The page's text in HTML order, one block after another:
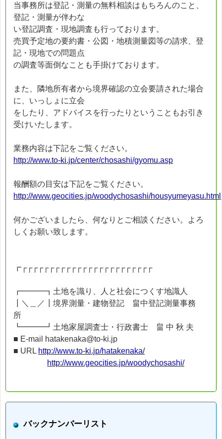
当事務所は登記・測量の無料相談はもちろんのこと、
登記・測量が伴わな
い登記調査・現地調査も行っております。
売買予定地の要約書・公図・地積測量図等の請求、登
記・現地での問題点
の調査等面倒なことも手掛けております。
また、隣地所有者から境界確認の立会要請された場合
に、いっしょに立会
をしたり、アドバイスを行ったりということもお引き
受けいたします。
業務内容は下記をご覧ください。
http://www.to-ki.jp/center/chosashi/gyomu.asp
報酬額の目安は下記をご覧ください。
http://www.geocities.jp/woodychosashi/housyumeyasu.html
何かございましたら、何なりとご相談ください。よろ
しくお願い致します。
┏┌┌┌┌┌┌┌┌┌┌┌┌┌┌┌┌┌┌┌┌┌┌┌┌
┏━━━┓土地を識り、人と社会につくす地識人
┃＼＿／┃境界測量・建物登記 畠中登記測量事務
所
┗━━━┛土地家屋調査士・行政書士 畠 中 秋 夫
■ E-mail hatakenaka@to-ki.jp
■ URL http://www.to-ki.jp/hatakenaka/
http://www.geocities.jp/woodychosashi/
バックナンバーリスト